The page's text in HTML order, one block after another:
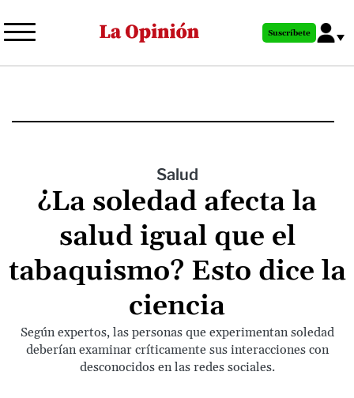
al
principal
Suscríbete
Salud
¿La soledad afecta la
salud igual que el
tabaquismo? Esto dice la
ciencia
Según expertos, las personas que experimentan soledad
deberían examinar críticamente sus interacciones con
desconocidos en las redes sociales.